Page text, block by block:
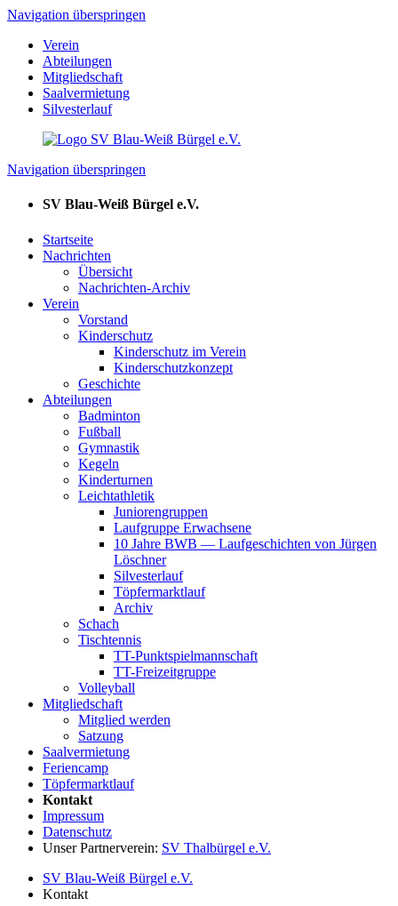
Navigation überspringen
Verein
Abteilungen
Mitgliedschaft
Saalvermietung
Silvesterlauf
Navigation überspringen
SV Blau-Weiß Bürgel e.V.
Startseite
Nachrichten
Übersicht
Nachrichten-Archiv
Verein
Vorstand
Kinderschutz
Kinderschutz im Verein
Kinderschutzkonzept
Geschichte
Abteilungen
Badminton
Fußball
Gymnastik
Kegeln
Kinderturnen
Leichtathletik
Juniorengruppen
Laufgruppe Erwachsene
10 Jahre BWB — Laufgeschichten von Jürgen
Löschner
Silvesterlauf
Töpfermarktlauf
Archiv
Schach
Tischtennis
TT-Punktspielmannschaft
TT-Freizeitgruppe
Volleyball
Mitgliedschaft
Mitglied werden
Satzung
Saalvermietung
Feriencamp
Töpfermarktlauf
Kontakt
Impressum
Datenschutz
Unser Partnerverein: SV Thalbürgel e.V.
SV Blau-Weiß Bürgel e.V.
Kontakt